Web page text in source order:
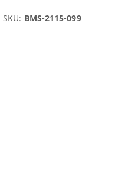
SKU: BMS-2115-099